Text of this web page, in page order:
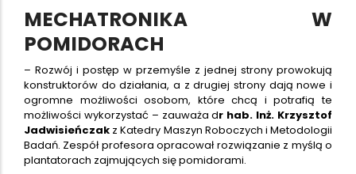
MECHATRONIKA W
POMIDORACH
– Rozwój i postęp w przemyśle z jednej strony prowokują
konstruktorów do działania, a z drugiej strony dają nowe i
ogromne możliwości osobom, które chcą i potrafią te
możliwości wykorzystać – zauważa dr hab. Inż. Krzysztof
Jadwisieńczak z Katedry Maszyn Roboczych i Metodologii
Badań. Zespół profesora opracował rozwiązanie z myślą o
plantatorach zajmujących się pomidorami.